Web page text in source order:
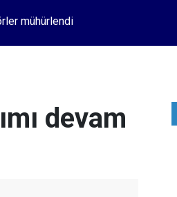
mühürlendi
devam